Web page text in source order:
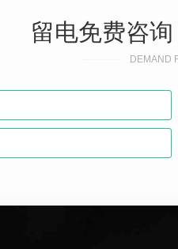
留电免费咨
DEMAND